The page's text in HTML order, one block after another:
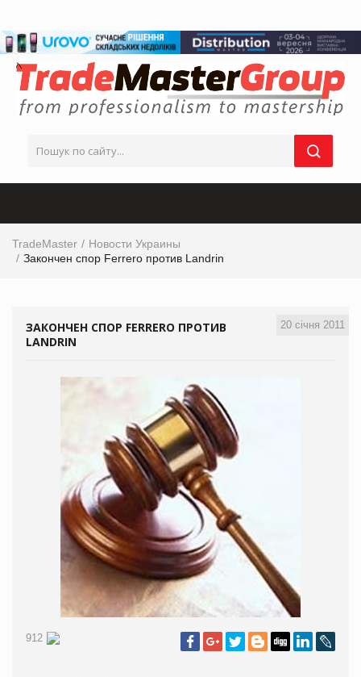
TradeMaster
Новости Украины
Закончен спор Ferrero против Landrin
20 січня 2011
ЗАКОНЧЕН СПОР FERRERO ПРОТИВ
LANDRIN
912